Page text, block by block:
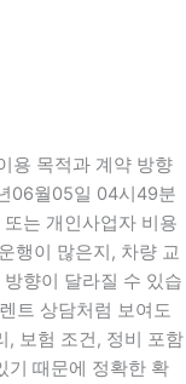
용 목적과 계약 방향
06월05일 04시49분
는 개인사업자 비용
행이 많은지, 차량 교
향이 달라질 수 있습
트 상담처럼 보여도
, 보험 조건, 정비 포함
기 때문에 정확한 확